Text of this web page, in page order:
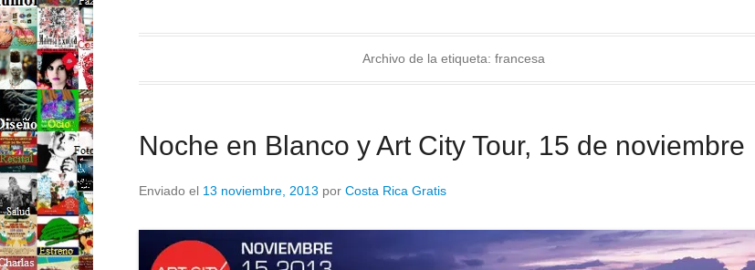
Archivo de la etiqueta: francesa
Noche en Blanco y Art City Tour, 15 de noviembre
Enviado el 13 noviembre, 2013 por Costa Rica Gratis